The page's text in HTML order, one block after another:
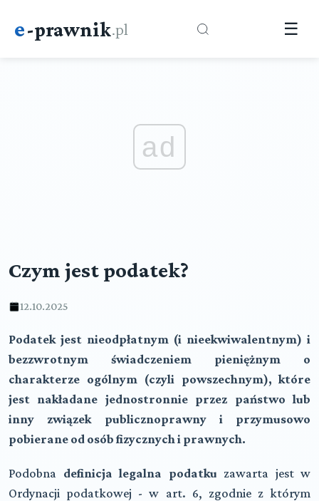
e-prawnik.pl ☰
ad
Czym jest podatek?
12.10.2025
Podatek jest nieodpłatnym (i nieekwiwalentnym) i
bezzwrotnym świadczeniem pieniężnym o
charakterze ogólnym (czyli powszechnym), które
jest nakładane jednostronnie przez państwo lub
inny związek publicznoprawny i przymusowo
pobierane od osób fizycznych i prawnych.
Podobna definicja legalna podatku zawarta jest w
Ordynacji podatkowej - w art. 6, zgodnie z którym